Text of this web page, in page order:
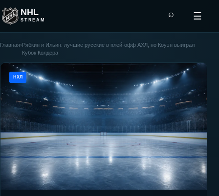
NHL
STREAM
⌕ ☰
Главная›Рябкин и Ильин: лучшие русские в плей-офф АХЛ, но Коуэн выиграл
Кубок Колдера
НХЛ